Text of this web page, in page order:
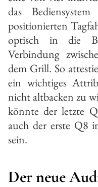
das
positionierten
optisch in die
Verbindung
dem Grill. So
ein wichtiges
nicht altbacken zu
könnte der letzte
auch der erste Q8
sein.
Der neue